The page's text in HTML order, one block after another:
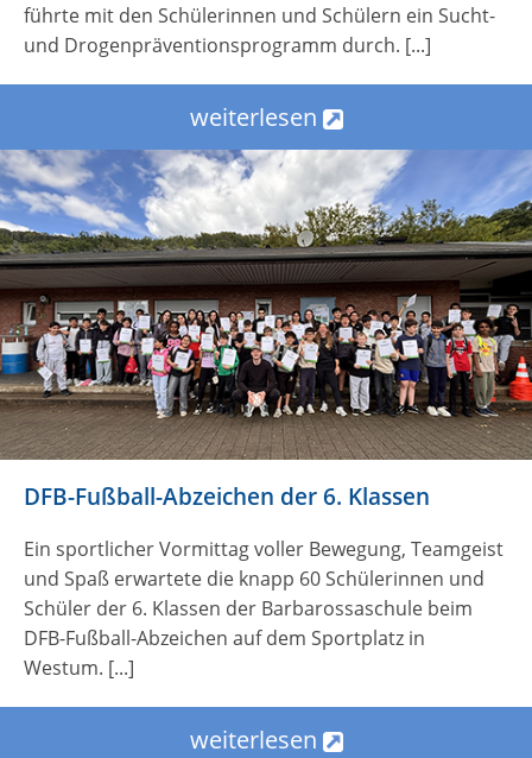
führte mit den Schülerinnen und Schülern ein Sucht-
und Drogenpräventionsprogramm durch. [...]
weiterlesen
DFB-Fußball-Abzeichen der 6. Klassen
Ein sportlicher Vormittag voller Bewegung, Teamgeist
und Spaß erwartete die knapp 60 Schülerinnen und
Schüler der 6. Klassen der Barbarossaschule beim
DFB-Fußball-Abzeichen auf dem Sportplatz in
Westum. [...]
weiterlesen